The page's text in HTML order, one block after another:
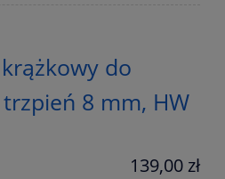
krążkowy do
8 mm, HW
139,00 zł